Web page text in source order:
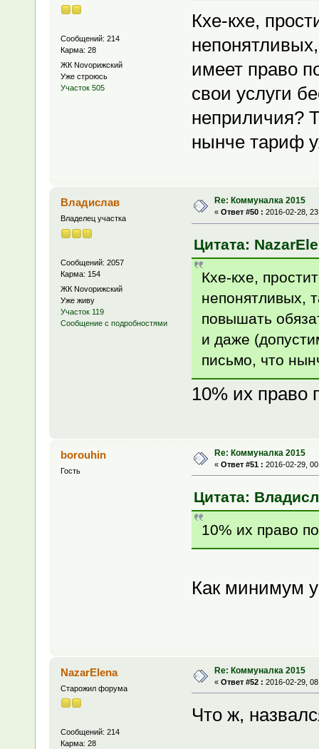
Сообщений: 214
Карма: 28
ЖК Novoрижский
Уже строюсь
Участок 505
Кхе-кхе,
имеет право
свои услуги
неприличия?
нынче тариф
Владислав
Владелец участка
Сообщений: 2057
Карма: 154
ЖК Novoрижский
Уже живу
Участок 119
Сообщение с подробностями
Re: Коммуналка 2015
« Ответ #50 : 2016-02-28,
Цитата:
Кхе-кхе,
непонятливых,
повышать
и даже
письмо, что
10% их право
borouhin
Гость
Re: Коммуналка 2015
« Ответ #51 : 2016-02-29,
Цитата:
10% их право
Как минимум у
NazarElena
Старожил форума
Сообщений: 214
Карма: 28
Re: Коммуналка 2015
« Ответ #52 : 2016-02-29,
Что ж,